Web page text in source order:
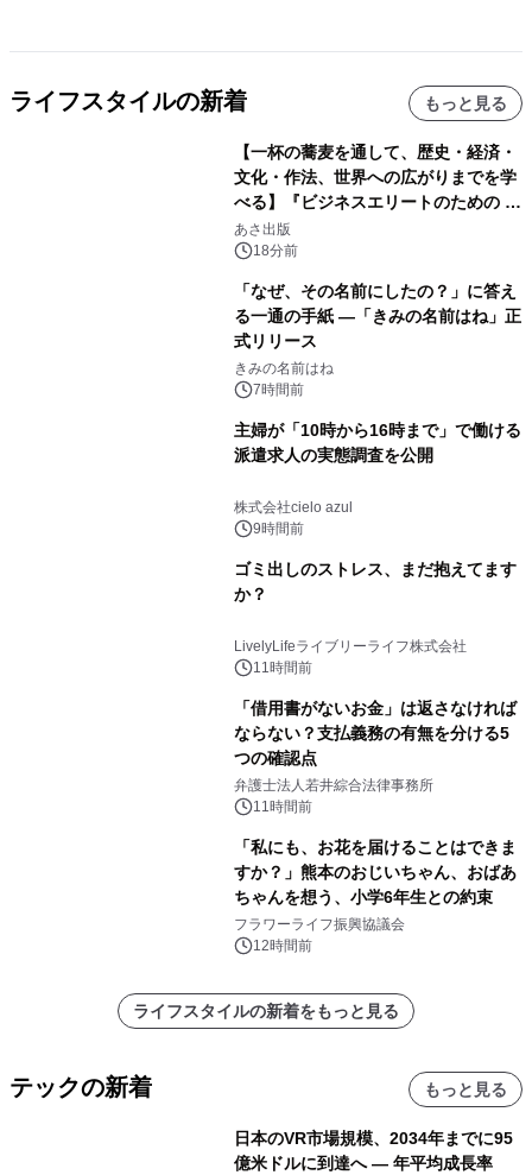
ライフスタイルの新着 もっと見る
【一杯の蕎麦を通して、歴史・経済・
文化・作法、世界への広がりまでを学
べる】『ビジネスエリートのための 教
養としての蕎麦』2026年8月25日
（火）発売
あさ出版
18分前
「なぜ、その名前にしたの？」に答え
る一通の手紙 ―「きみの名前はね」正
式リリース
きみの名前はね
7時間前
主婦が「10時から16時まで」で働ける
派遣求人の実態調査を公開
株式会社cielo azul
9時間前
ゴミ出しのストレス、まだ抱えてます
か？
LivelyLifeライブリーライフ株式会社
11時間前
「借用書がないお金」は返さなければ
ならない？支払義務の有無を分ける5
つの確認点
弁護士法人若井綜合法律事務所
11時間前
「私にも、お花を届けることはできま
すか？」熊本のおじいちゃん、おばあ
ちゃんを想う、小学6年生との約束
フラワーライフ振興協議会
12時間前
ライフスタイルの新着をもっと見る
テックの新着 もっと見る
日本のVR市場規模、2034年までに95
億米ドルに到達へ ― 年平均成長率